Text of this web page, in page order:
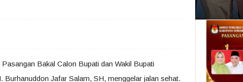
Pasangan Bakal Calon Bupati dan Wakil Bupati
Burhanuddon Jafar Salam, SH, menggelar jalan sehat.